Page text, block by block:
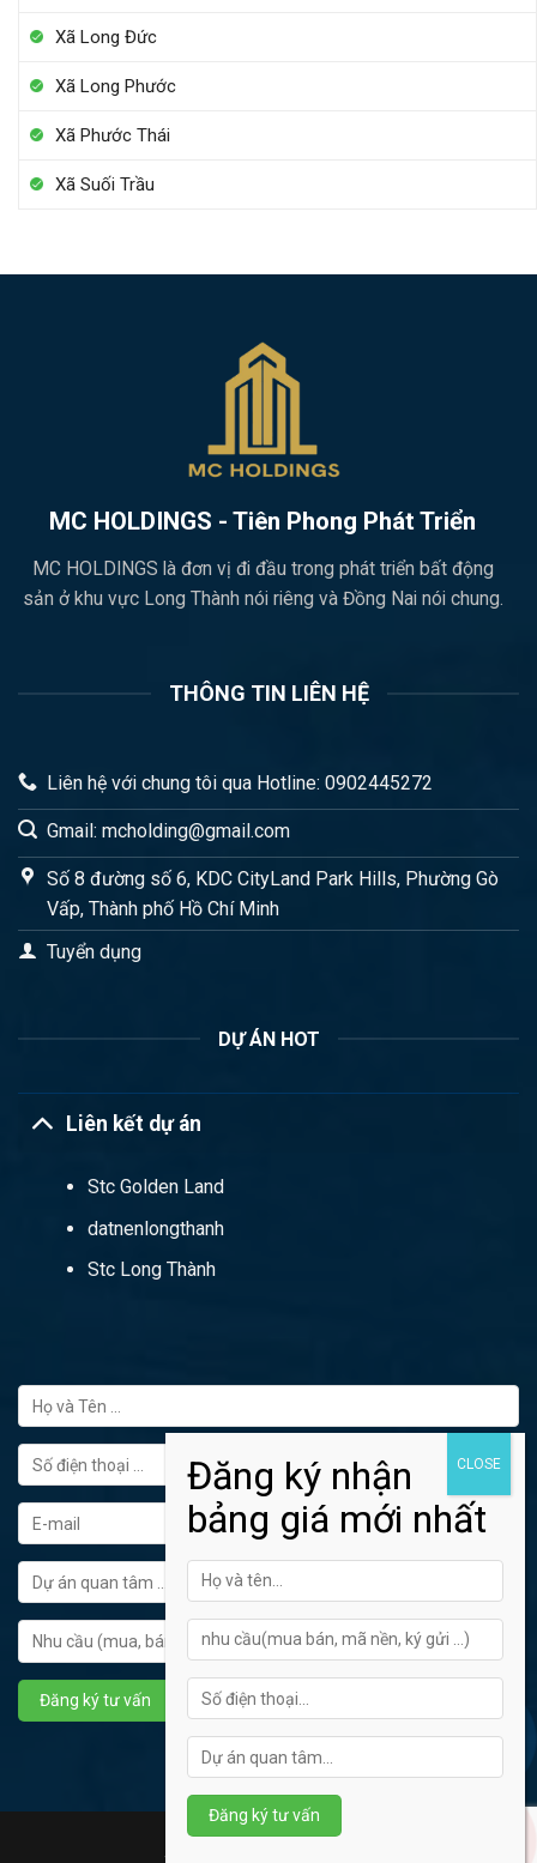
Xã Long Đức
Xã Long Phước
Xã Phước Thái
Xã Suối Trầu
MC HOLDINGS - Tiên Phong Phát Triển
MC HOLDINGS là đơn vị đi đầu trong phát triển bất động
sản ở khu vực Long Thành nói riêng và Đồng Nai nói chung.
THÔNG TIN LIÊN HỆ
Liên hệ với chung tôi qua Hotline: 0902445272
Gmail: mcholding@gmail.com
Số 8 đường số 6, KDC CityLand Park Hills, Phường Gò
Vấp, Thành phố Hồ Chí Minh
Tuyển dụng
DỰ ÁN HOT
Liên kết dự án
Stc Golden Land
datnenlongthanh
Stc Long Thành
Hotline tư vấn: 0902445272
FORM ĐĂNG KÝ TƯ VẤN